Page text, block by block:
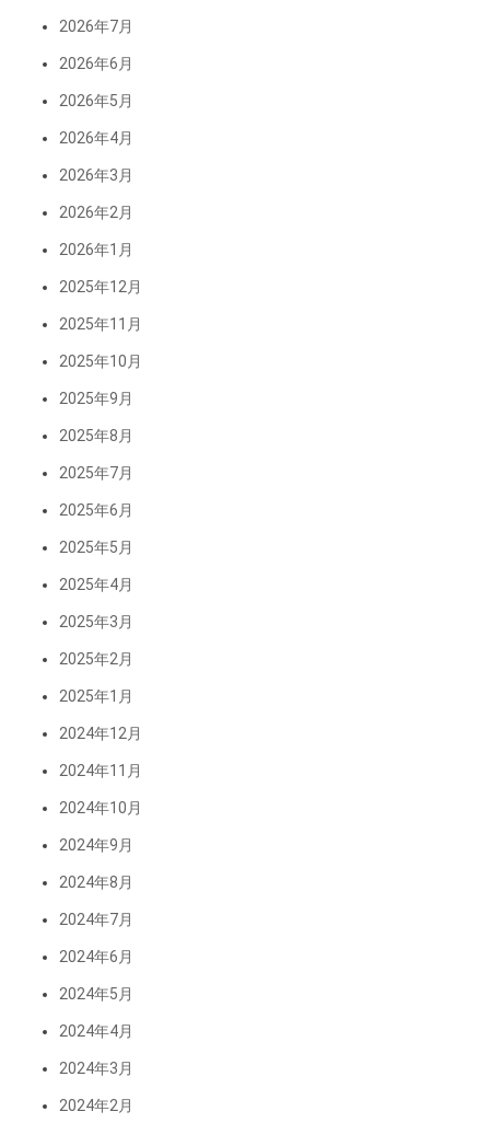
2026年7月
2026年6月
2026年5月
2026年4月
2026年3月
2026年2月
2026年1月
2025年12月
2025年11月
2025年10月
2025年9月
2025年8月
2025年7月
2025年6月
2025年5月
2025年4月
2025年3月
2025年2月
2025年1月
2024年12月
2024年11月
2024年10月
2024年9月
2024年8月
2024年7月
2024年6月
2024年5月
2024年4月
2024年3月
2024年2月